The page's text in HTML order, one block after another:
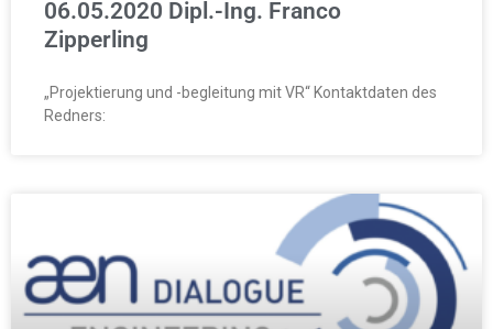
06.05.2020 Dipl.-Ing. Franco
Zipperling
„Projektierung und -begleitung mit VR“ Kontaktdaten des
Redners: